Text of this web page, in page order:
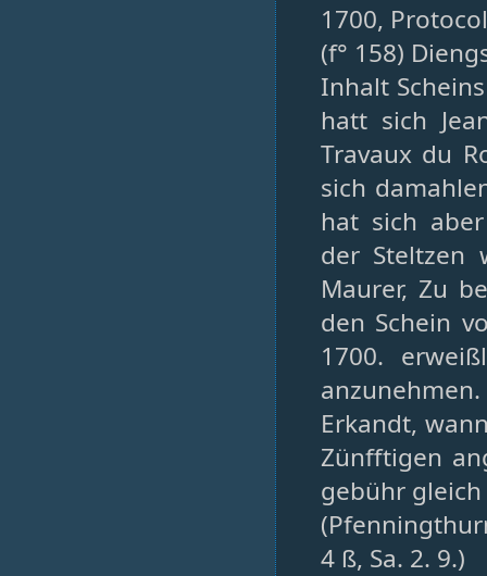
1700,
(f° 158)
Inhalt
hatt sich
Travaux du
sich
hat sich
der Steltzen
Maurer, Zu
den Schein
1700.
anzunehmen.
Erkandt,
Zünfftigen
gebühr
4 ß, Sa. 2. 9.)